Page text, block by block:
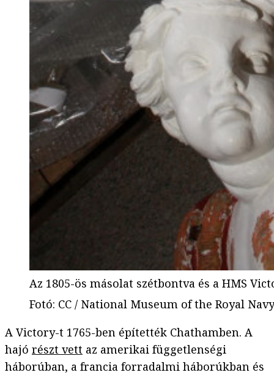
Az 1805-ös másolat szétbontva és a HMS
Fotó: CC / National Museum of the Royal Navy
A Victory-t 1765-ben építették Chathamben. A
hajó részt vett az amerikai függetlenségi
háborúban, a francia forradalmi háborúkban és